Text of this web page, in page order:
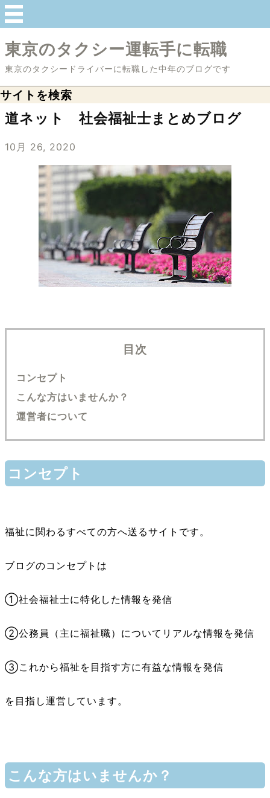
東京のタクシー運転手に転職
東京のタクシードライバーに転職した中年のブログです
サイトを検索
道ネット 社会福祉士まとめブログ
10月 26, 2020
目次
コンセプト
こんな方はいませんか？
運営者について
コンセプト
福祉に関わるすべての方へ送るサイトです。
ブログのコンセプトは
①社会福祉士に特化した情報を発信
②公務員（主に福祉職）についてリアルな情報を発信
③これから福祉を目指す方に有益な情報を発信
を目指し運営しています。
こんな方はいませんか？